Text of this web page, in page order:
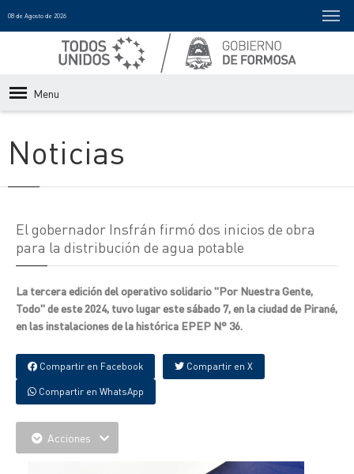
08 de Agosto de 2026
Menu
Noticias
El gobernador Insfrán firmó dos inicios de obra
para la distribución de agua potable
La tercera edición del operativo solidario "Por Nuestra Gente,
Todo" de este 2024, tuvo lugar este sábado 7, en la ciudad de Pirané,
en las instalaciones de la histórica EPEP N° 36.
Compartir en Facebook Compartir en X
Compartir en WhatsApp
Acciones